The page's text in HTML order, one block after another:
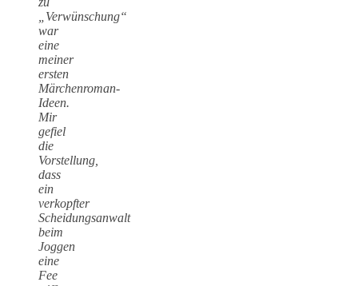
„Verwünschung“
war
eine
meiner
ersten
Märchenroman-
Ideen.
Mir
gefiel
die
Vorstellung,
dass
ein
verkopfter
Scheidungsanwalt
beim
Joggen
eine
Fee